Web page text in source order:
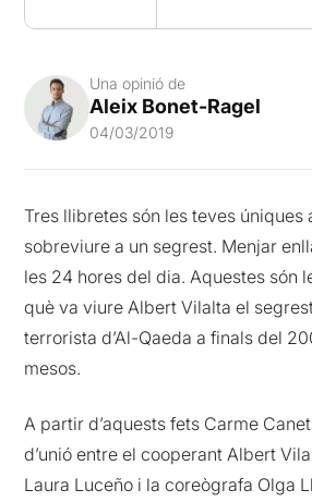
Una opinió de
Aleix Bonet-Ragel
04/03/2019
Tres llibretes són les teves úniques
sobreviure a un segrest. Menjar
les 24 hores del dia. Aquestes són
què va viure Albert Vilalta el
terrorista d’Al-Qaeda a finals del
mesos.
A partir d’aquests fets Carme
d’unió entre el cooperant Albert
Laura Luceño i la coreògrafa Olga